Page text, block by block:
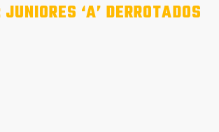
‘A’ DERROTADOS